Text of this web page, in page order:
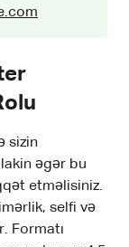
sizin
əgər bu
etməlisiniz.
selfi və
Formatı